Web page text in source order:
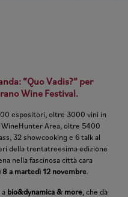
“Quo Vadis?” per
Wine Festival.
espositori, oltre 3000 vini in
Area, oltre 5400
32 showcooking e 6 talk al
della trentatreesima edizione
nella fascinosa città cara
8 a martedì 12 novembre.
a bio&dynamica & more, che dà